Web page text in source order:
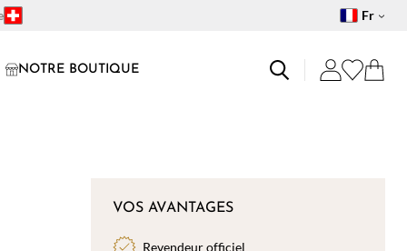
Fr
NOTRE BOUTIQUE
VOS AVANTAGES
Revendeur officiel